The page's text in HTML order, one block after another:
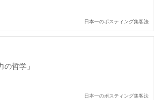
日本一のポスティング集客法
哲学」
日本一のポスティング集客法